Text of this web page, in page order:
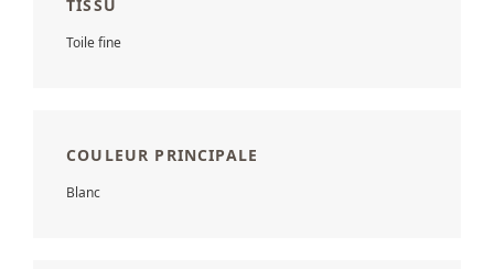
TISSU
Toile fine
COULEUR PRINCIPALE
Blanc